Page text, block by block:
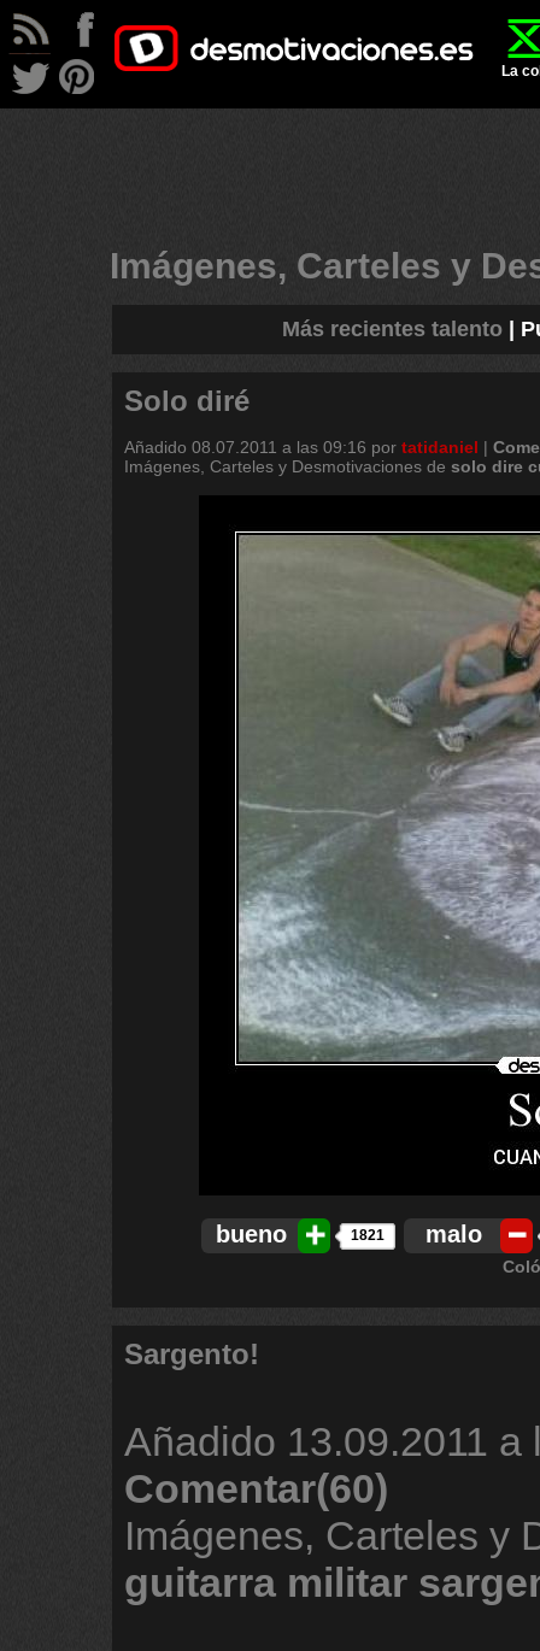
La
Imágenes, Carteles y
Más recientes talento
Solo diré
Añadido 08.07.2011 a las 09:16 por tatidaniel |
Imágenes, Carteles y Desmotivaciones de solo dire
bueno 1821 malo
Sargento!
Añadido 13.09.2011 a
Comentar(60)
Imágenes, Carteles y
guitarra militar